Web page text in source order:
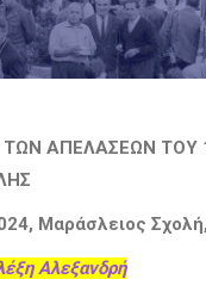
ΤΩΝ ΑΠΕΛΑΣΕΩΝ ΤΟΥ
Μαράσλειος
Αλεξανδρή